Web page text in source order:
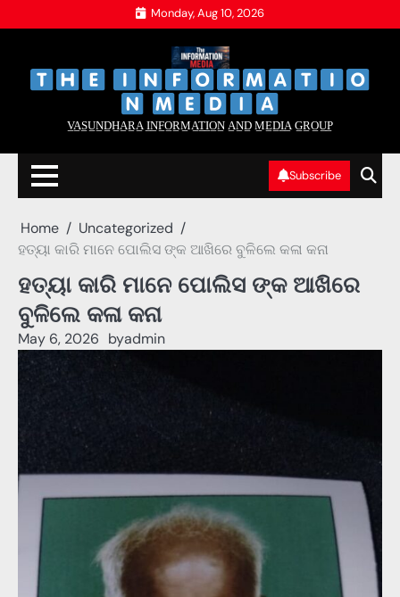
to
Monday, Aug 10, 2026
V̲A̲S̲U̲N̲D̲H̲A̲R̲A̲ I̲N̲F̲O̲R̲M̲A̲T̲I̲O̲N̲ A̲N̲D̲ M̲E̲D̲I̲A̲ G̲R̲O̲U̲P̲
Subscribe
Home
Uncategorized
ହତ୍ୟା କାରି ମାନେ ପୋଲିସ ଙ୍କ ଆଖିରେ ବୁଳିଲେ କଳା କନା
ହତ୍ୟା କାରି ମାନେ ପୋଲିସ ଙ୍କ ଆଖିରେ
ବୁଳିଲେ କଳା କନା
May 6, 2026 byadmin